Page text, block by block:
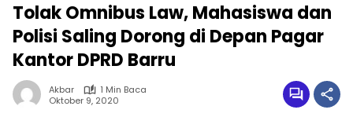
Tolak Omnibus Law, Mahasiswa dan
Polisi Saling Dorong di Depan Pagar
Kantor DPRD Barru
Akbar
1 Min Baca
Oktober 9, 2020